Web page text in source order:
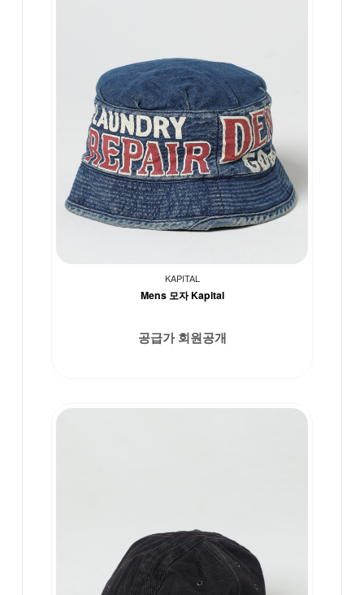
KAPITAL
Mens 모자 Kapital
공급가 회원공개